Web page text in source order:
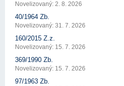
Novelizovaný: 2. 8. 2026
40/1964 Zb.
Novelizovaný: 31. 7. 2026
160/2015 Z.z.
Novelizovaný: 15. 7. 2026
369/1990 Zb.
Novelizovaný: 15. 7. 2026
97/1963 Zb.